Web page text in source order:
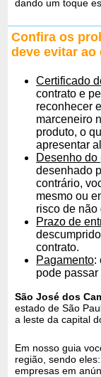
dando um toque
Confira os
deve evitar
Certificado
contrato e
reconhecer
marceneiro
produto, o
apresentar
Desenho do
desenhado
contrário,
mesmo ou
risco de não
Prazo de
contrato.
Pagamento:
pode
São José dos
estado de São
a leste da capital
Em nosso guia
região, sendo
empresas em